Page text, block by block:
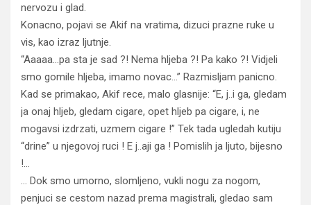
nervozu i glad.
Konacno, pojavi se Akif na vratima, dizuci prazne ruke u
vis, kao izraz ljutnje.
“Aaaaa…pa sta je sad ?! Nema hljeba ?! Pa kako ?! Vidjeli
smo gomile hljeba, imamo novac…” Razmisljam panicno.
Kad se primakao, Akif rece, malo glasnije: “E, j..i ga, gledam
ja onaj hljeb, gledam cigare, opet hljeb pa cigare, i, ne
mogavsi izdrzati, uzmem cigare !” Tek tada ugledah kutiju
“drine” u njegovoj ruci ! E j..aji ga ! Pomislih ja ljuto, bijesno
!…
… Dok smo umorno, slomljeno, vukli nogu za nogom,
penjuci se cestom nazad prema magistrali, gledao sam